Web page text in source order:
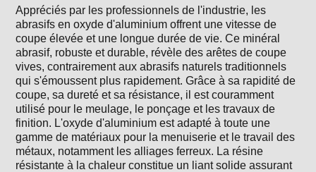
Appréciés par les professionnels de l'industrie, les
abrasifs en oxyde d'aluminium offrent une vitesse de
coupe élevée et une longue durée de vie. Ce minéral
abrasif, robuste et durable, révèle des arêtes de coupe
vives, contrairement aux abrasifs naturels traditionnels
qui s'émoussent plus rapidement. Grâce à sa rapidité de
coupe, sa dureté et sa résistance, il est couramment
utilisé pour le meulage, le ponçage et les travaux de
finition. L'oxyde d'aluminium est adapté à toute une
gamme de matériaux pour la menuiserie et le travail des
métaux, notamment les alliages ferreux. La résine
résistante à la chaleur constitue un liant solide assurant